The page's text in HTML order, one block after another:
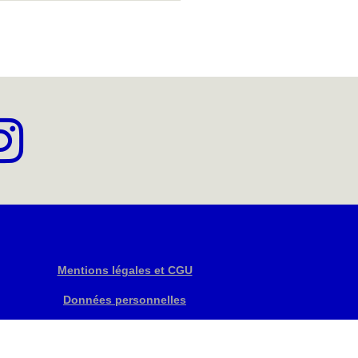
Mentions légales et CGU
Données personnelles